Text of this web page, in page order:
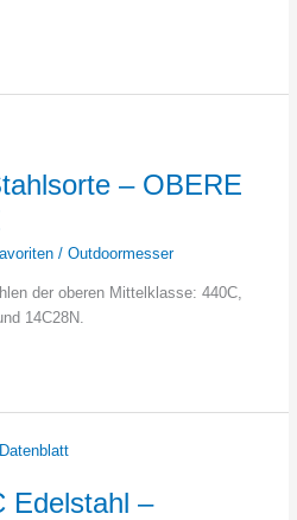
– OBERE
/ Outdoormesser
der oberen Mittelklasse: 440C,
14C28N.
Edelstahl –